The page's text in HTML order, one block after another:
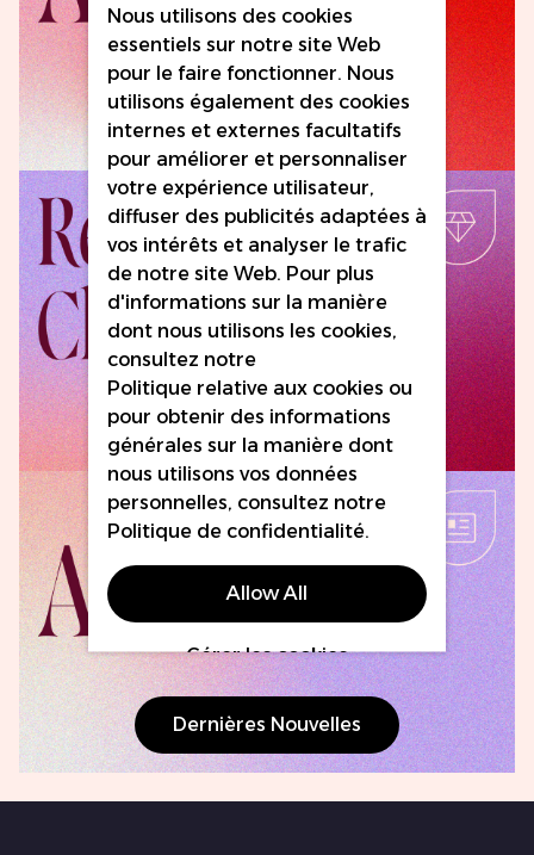
Télécharger Maintenant
Gagner des Gems
Dernières Nouvelles
Nous utilisons des cookies
essentiels sur notre site Web
pour le faire fonctionner. Nous
utilisons également des cookies
internes et externes facultatifs
pour améliorer et personnaliser
votre expérience utilisateur,
diffuser des publicités adaptées à
vos intérêts et analyser le trafic
de notre site Web. Pour plus
d'informations sur la manière
dont nous utilisons les cookies,
consultez notre
Politique relative aux cookies ou
pour obtenir des informations
générales sur la manière dont
nous utilisons vos données
personnelles, consultez notre
Politique de confidentialité.
Allow All
Gérer les cookies